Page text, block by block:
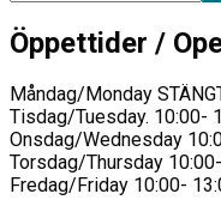
Öppettider /
Måndag/Monday
Tisdag/Tuesday. 10:00-
Onsdag/Wednesday
Torsdag/Thursday
Fredag/Friday 10:00-